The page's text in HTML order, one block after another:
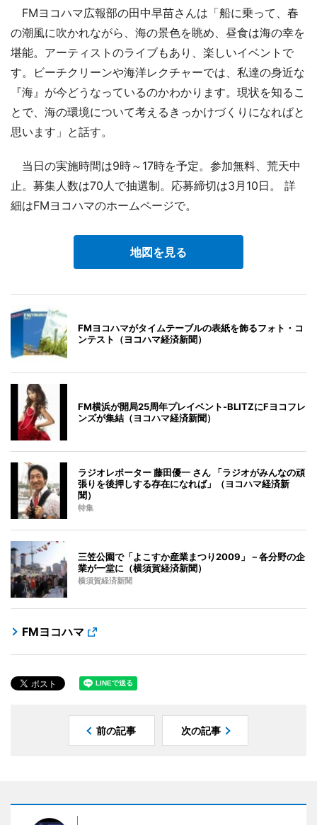
FMヨコハマ広報部の田中早苗さんは「船に乗って、春
の潮風に吹かれながら、海の景色を眺め、昼食は海の幸を
堪能。アーティストのライブもあり、楽しいイベントで
す。ビーチクリーンや海洋レクチャーでは、私達の身近な
『海』が今どうなっているのかわかります。現状を知るこ
とで、海の環境について考えるきっかけづくりになればと
思います」と話す。
当日の実施時間は9時～17時を予定。参加無料、荒天中
止。募集人数は70人で抽選制。応募締切は3月10日。 詳
細はFMヨコハマのホームページで。
地図を見る
FMヨコハマがタイムテーブルの表紙を飾るフォト・コ
ンテスト（ヨコハマ経済新聞）
FM横浜が開局25周年プレイベント-BLITZにFヨコフレ
ンズが集結（ヨコハマ経済新聞）
ラジオレポーター 藤田優一 さん 「ラジオがみんなの頑
張りを後押しする存在になれば」（ヨコハマ経済新
聞）
特集
三笠公園で「よこすか産業まつり2009」－各分野の企
業が一堂に（横須賀経済新聞）
横須賀経済新聞
FMヨコハマ
前の記事 次の記事